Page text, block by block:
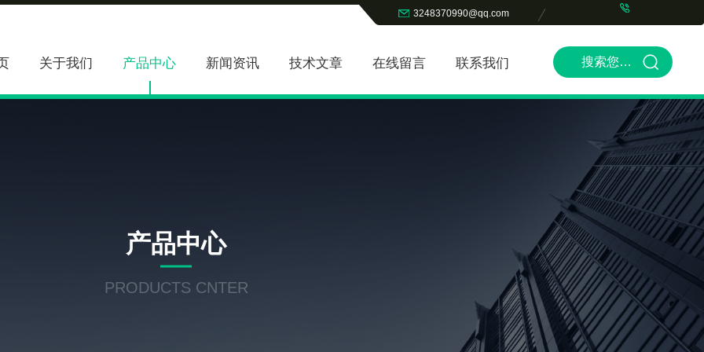
3248370990@qq.com
关于我们 产品中心 新闻资讯 技术文章 在线留言 联系我们
产品中心
PRODUCTS CNTER